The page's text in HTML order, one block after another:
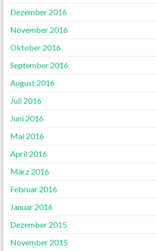
Dezember 2016
November 2016
Oktober 2016
September 2016
August 2016
Juli 2016
Juni 2016
Mai 2016
April 2016
März 2016
Februar 2016
Januar 2016
Dezember 2015
November 2015